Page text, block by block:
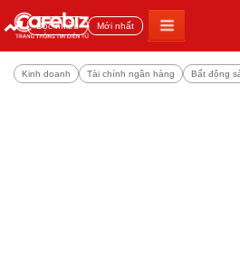
Đọc nhiều Mới nhất
Kinh doanh Tài chính ngân hàng Bất động